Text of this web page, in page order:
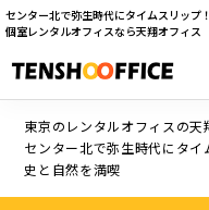
センター北で弥生時代にタイムスリップ
個室レンタルオフィスなら天翔オフィス
東京のレンタルオフィスの天
センター北で弥生時代にタ
史と自然を満喫